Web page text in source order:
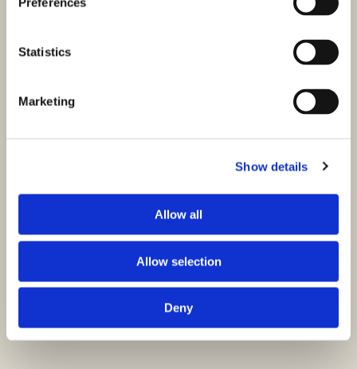
Statistics
Marketing
Show details
Allow all
Allow selection
Deny